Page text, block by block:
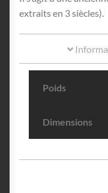
extraits en 3 siècles).
Poids
Dimensions